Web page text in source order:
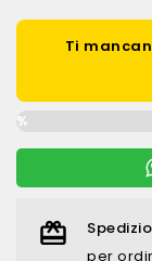
Ti
0%
per